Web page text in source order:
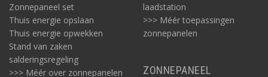
Zonnepaneel set
Thuis energie opslaan
Thuis energie opwekken
Stand van zaken
salderingsregeling
>>> Méér over zonnepanelen
laadstation
>>> Méér toepassingen
zonnepanelen
ZONNEPANEEL